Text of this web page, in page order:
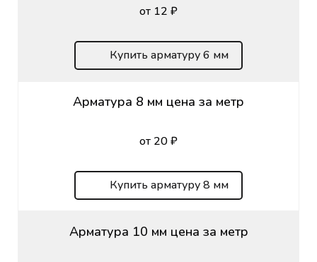
от 12 ₽
Купить арматуру 6 мм
Арматура 8 мм цена за метр
от 20 ₽
Купить арматуру 8 мм
Арматура 10 мм цена за метр